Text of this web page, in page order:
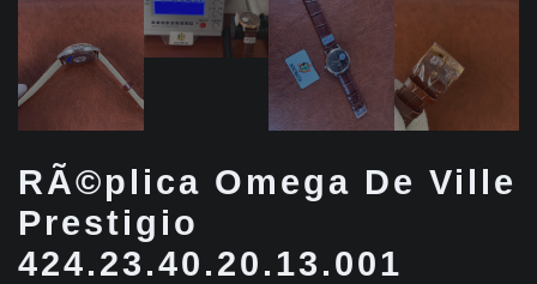
RÃ©plica Omega De Ville
Prestigio
424.23.40.20.13.001